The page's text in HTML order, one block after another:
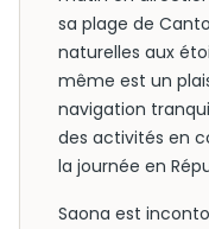
sa plage de
naturelles aux
même est un
navigation
des activités en
la journée en
Saona est